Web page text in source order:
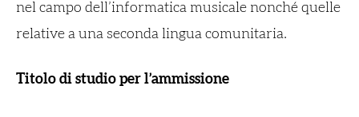
nel campo dell’informatica musicale nonché quelle
relative a una seconda lingua comunitaria.
Titolo di studio per l’ammissione